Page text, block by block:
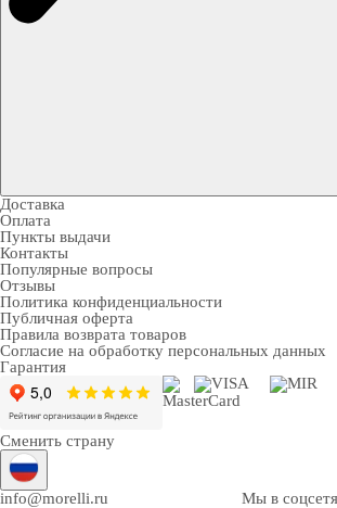
Доставка
Оплата
Пункты выдачи
Контакты
Популярные вопросы
Отзывы
Политика конфиденциальности
Публичная оферта
Правила возврата товаров
Согласие на обработку персональных данных
Гарантия
Сменить страну
info@morelli.ru
Мы в